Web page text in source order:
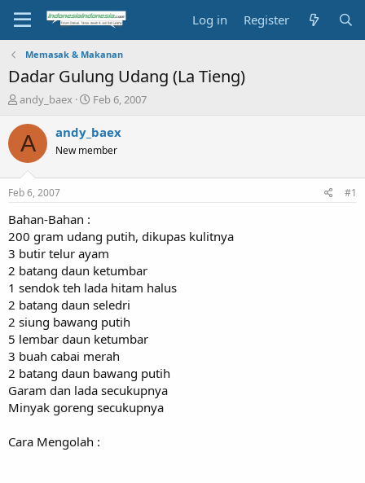
Log in Register
Memasak & Makanan
Dadar Gulung Udang (La Tieng)
T
r
e
a
s
t
a
r
t
e
r
andy_baex
S
a
t
Feb 6, 2007
A andy_baex
New member
Feb 6, 2007 #1
Bahan-Bahan :
200 gram udang putih, dikupas kulitnya
3 butir telur ayam
2 batang daun ketumbar
1 sendok teh lada hitam halus
2 batang daun seledri
2 siung bawang putih
5 lembar daun ketumbar
3 buah cabai merah
2 batang daun bawang putih
Garam dan lada secukupnya
Minyak goreng secukupnya
Cara Mengolah :